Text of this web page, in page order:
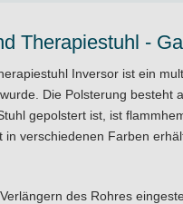
Therapiestuhl -
Inversor ist ein
Die Polsterung
gepolstert ist, ist
in verschiedenen Farben
des Rohres